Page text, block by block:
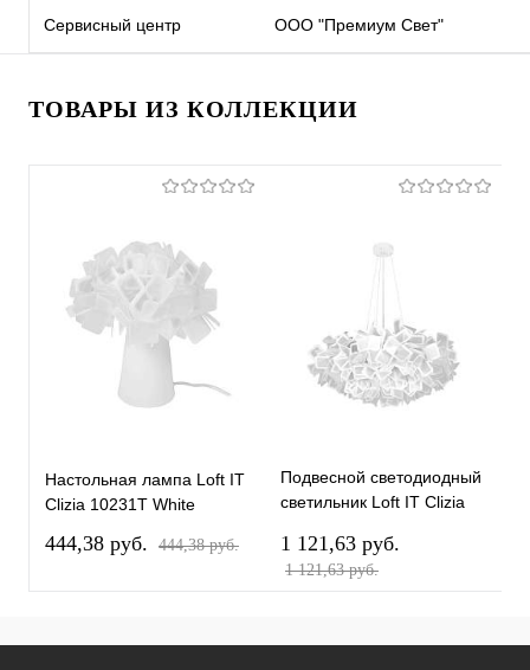
Сервисный центр ООО "Премиум Свет"
ТОВАРЫ ИЗ КОЛЛЕКЦИИ
Настольная лампа Loft IT
Clizia 10231T White
444,38 pуб. 444,38 pуб.
Подвесной светодиодный
светильник Loft IT Clizia
1 121,63 pуб.
1 121,63 pуб.